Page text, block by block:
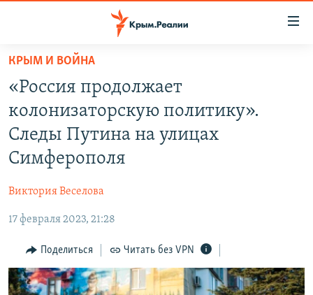
Вернуться
основному
содержанию
Вернутся
главной
Вернутся
СПЕЦПРОЕКТЫ
КАРТА ВОЕННЫХ ОБЪЕКТОВ КРЫМА
ВОДА
ИСТОРИЯ
ИНТЕРАКТИВ
ИНФОГРАФИКА
ТЕЛЕПРОЕКТ КРЫМ.РЕАЛИИ
СОВЕТЫ ПРАВОЗАЩИТНИКОВ
РАДІО СВОБОДА
КАК ОБОЙТИ БЛОКИРОВКУ
Qırımtatar
КРЫМ И ВОЙНА
«Россия продолжает
колонизаторскую политику».
Следы Путина на улицах
Симферополя
Виктория Веселова
17 февраля 2023, 21:28
Поделиться Читать без VPN